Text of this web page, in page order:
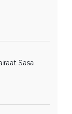
Sasa